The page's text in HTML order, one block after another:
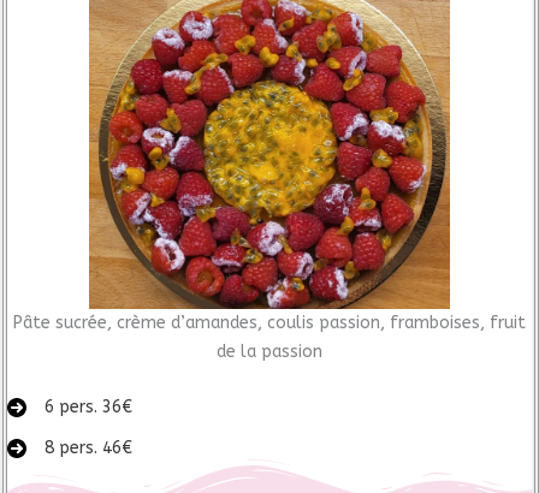
Pâte sucrée, crème d’amandes, coulis passion, framboises, fruit
de la passion
6 pers. 36€
8 pers. 46€